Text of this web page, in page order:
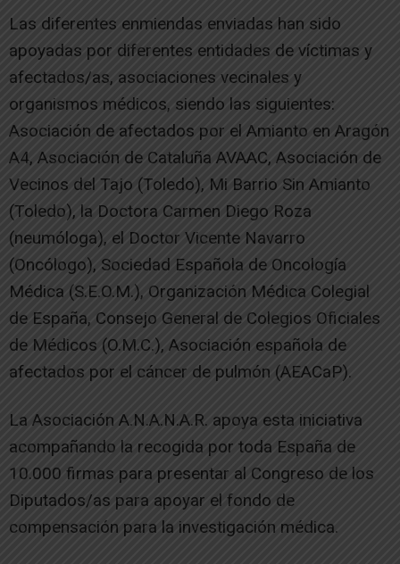
Las diferentes enmiendas enviadas han sido
apoyadas por diferentes entidades de víctimas y
afectados/as, asociaciones vecinales y
organismos médicos, siendo las siguientes:
Asociación de afectados por el Amianto en Aragón
A4, Asociación de Cataluña AVAAC, Asociación de
Vecinos del Tajo (Toledo), Mi Barrio Sin Amianto
(Toledo), la Doctora Carmen Diego Roza
(neumóloga), el Doctor Vicente Navarro
(Oncólogo), Sociedad Española de Oncología
Médica (S.E.O.M.), Organización Médica Colegial
de España, Consejo General de Colegios Oficiales
de Médicos (O.M.C.), Asociación española de
afectados por el cáncer de pulmón (AEACaP).
La Asociación A.N.A.N.A.R. apoya esta iniciativa
acompañando la recogida por toda España de
10.000 firmas para presentar al Congreso de los
Diputados/as para apoyar el fondo de
compensación para la investigación médica.